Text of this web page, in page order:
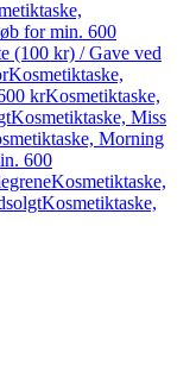
for min. 600
(100 kr) / Gave ved
Kosmetiktaske,
krKosmetiktaske,
Kosmetiktaske, Miss
Morning
600
Kosmetiktaske,
Kosmetiktaske,